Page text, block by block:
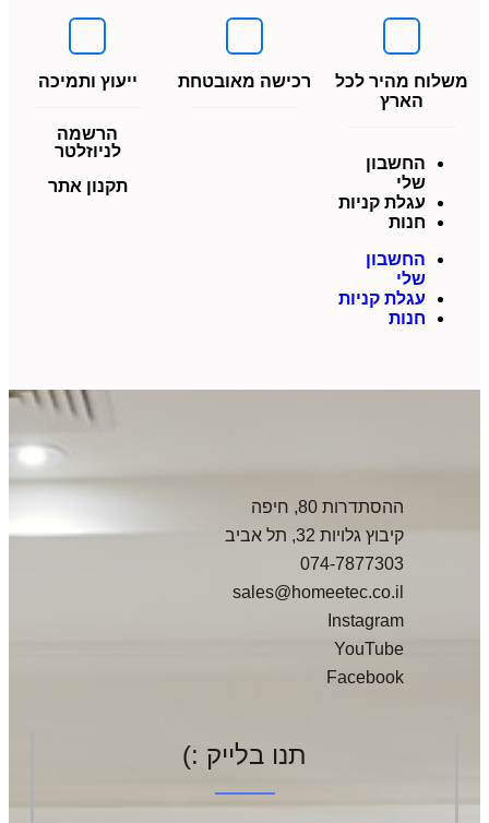
משלוח מהיר לכל
הארץ
החשבון
שלי
עגלת קניות
חנות
החשבון
שלי
עגלת קניות
חנות
רכישה מאובטחת ייעוץ ותמיכה
הרשמה
לניוזלטר
תקנון אתר
ההסתדרות 80, חיפה
קיבוץ גלויות 32, תל אביב
074-7877303
sales@homeetec.co.il
Instagram
YouTube
Facebook
תנו בלייק :)